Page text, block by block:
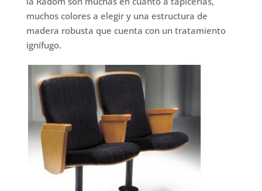
muchos colores a elegir y una estructura de
madera robusta que cuenta con un tratamiento
ignífugo.